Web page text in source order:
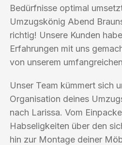
Bedürfnisse optimal
Umzugskönig Abend
richtig! Unsere Kunden
Erfahrungen mit uns
von unserem
Unser Team kümmert sich
Organisation deines
nach Larissa. Vom
Habseligkeiten über den
hin zur Montage deiner